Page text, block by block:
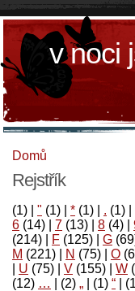
v noci
Domů
Rejstřík
(1) " (1) * (1) . (1)
6 (14) 7 (13) 8 (4)
(214)
F (125) G
M (221) N (75) O
U (75) V (155) W
“
(1)
„
(2)
…
(12)